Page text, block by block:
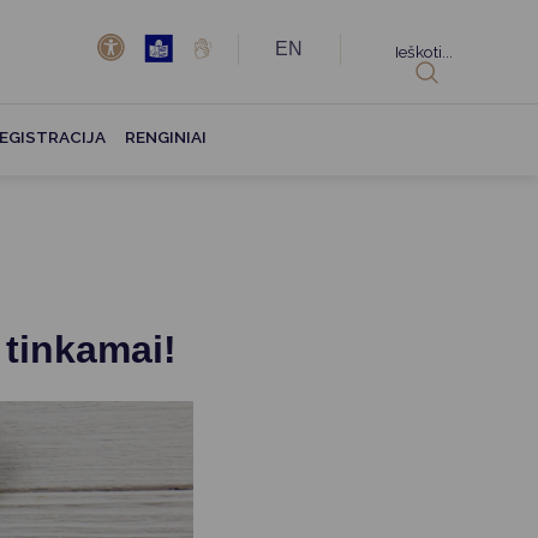
EN
RENGINIAI